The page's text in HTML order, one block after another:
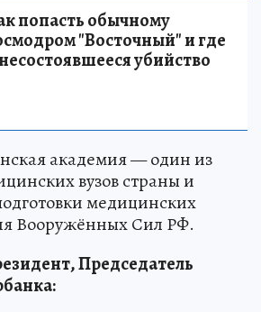
попасть обычному
"Восточный" и где
убийство
академия — один из
вузов страны и
медицинских
Вооружённых Сил РФ.
Председатель